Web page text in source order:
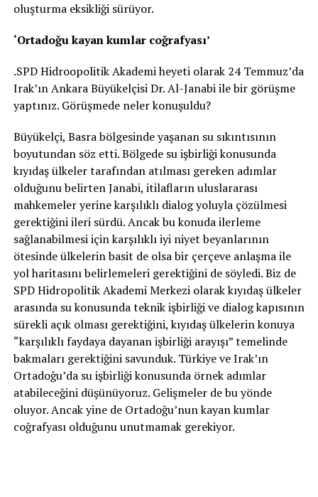
oluşturma eksikliği sürüyor.
‘Ortadoğu kayan kumlar coğrafyası’
.SPD Hidroopolitik Akademi heyeti olarak 24 Temmuz’da
Irak’ın Ankara Büyükelçisi Dr. Al-Janabi ile bir görüşme
yaptınız. Görüşmede neler konuşuldu?
Büyükelçi, Basra bölgesinde yaşanan su sıkıntısının
boyutundan söz etti. Bölgede su işbirliği konusunda
kıyıdaş ülkeler tarafından atılması gereken adımlar
olduğunu belirten Janabi, itilafların uluslararası
mahkemeler yerine karşılıklı dialog yoluyla çözülmesi
gerektiğini ileri sürdü. Ancak bu konuda ilerleme
sağlanabilmesi için karşılıklı iyi niyet beyanlarının
ötesinde ülkelerin basit de olsa bir çerçeve anlaşma ile
yol haritasını belirlemeleri gerektiğini de söyledi. Biz de
SPD Hidropolitik Akademi Merkezi olarak kıyıdaş ülkeler
arasında su konusunda teknik işbirliği ve dialog kapısının
sürekli açık olması gerektiğini, kıyıdaş ülkelerin konuya
“karşılıklı faydaya dayanan işbirliği arayışı” temelinde
bakmaları gerektiğini savunduk. Türkiye ve Irak’ın
Ortadoğu’da su işbirliği konusunda örnek adımlar
atabileceğini düşünüyoruz. Gelişmeler de bu yönde
oluyor. Ancak yine de Ortadoğu’nun kayan kumlar
coğrafyası olduğunu unutmamak gerekiyor.